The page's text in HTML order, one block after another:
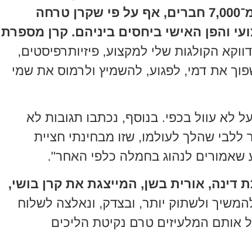
הפיזיותרפיסטים, המונה למעלה מ־7,000 חברים, אף על פי שקרן טרחה
והפן האישי ביחסים ביניהם. קרן מספרת
הקולגות שלי למקצוע, פיזיותרפיסטים,
את דמי, לפגוע, להשמיץ ולרמוס את שמי
לא עוול בכפי. בנוסף, נכתבו תגובות לא
שהלך לעולמו, שזו מבחינתי חציית
שאמורים לנהוג בחמלה כלפי האחר".
דינה, אורית בשן, המייצגת את קרן בושי,
ולשתוק יותר, ובצדק, ונאלצה לשלוח
המלעיזים טרם נקיטת הליכים